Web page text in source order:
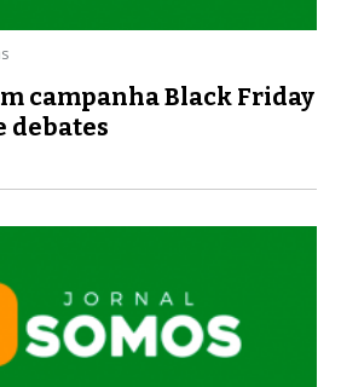
campanha Black Friday
debates